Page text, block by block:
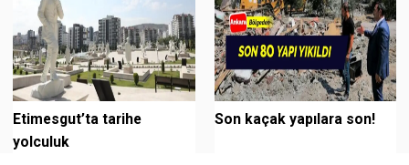
Etimesgut’ta tarihe
yolculuk
Son kaçak yapılara son!